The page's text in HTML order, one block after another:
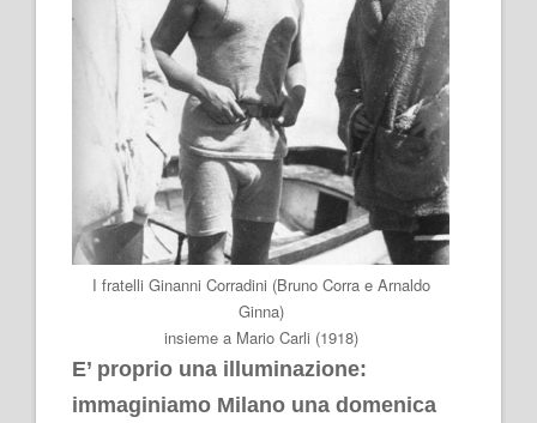
I fratelli Ginanni Corradini (Bruno Corra e Arnaldo
Ginna)
insieme a Mario Carli (1918)
E’ proprio una illuminazione:
immaginiamo Milano una domenica